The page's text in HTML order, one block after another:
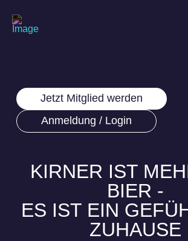
Jetzt Mitglied werden
Anmeldung / Login
KIRNER IST
BIER -
ES IST EIN
ZUHAUSE